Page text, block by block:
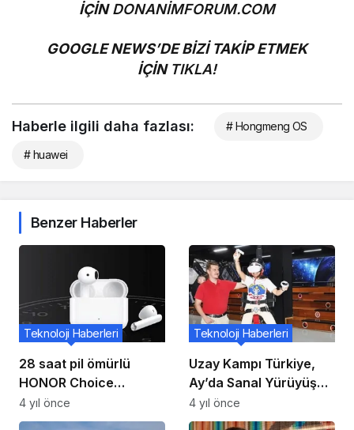
İÇİNDONANİMFORUM.COM
GOOGLE NEWS’DE BİZİ TAKİP ETMEK
İÇİN TIKLA!
Haberle ilgili daha fazlası: # Hongmeng OS
# huawei
Benzer Haberler
28 saat pil ömürlü
HONOR Choice
Earbuds X, uygun
fiyatıyla dikkat çekiyor
Teknoloji Haberleri
4 yıl önce
Uzay Kampı Türkiye,
Ay’da Sanal Yürüyüşe
Çıkıyor
Teknoloji Haberleri
4 yıl önce